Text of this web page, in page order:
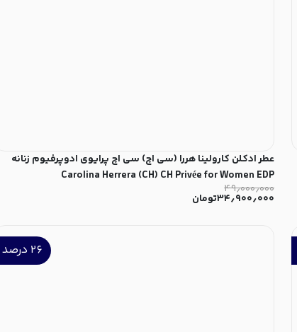
عطر ادکلن کارولینا هررا (سی اچ) سی اچ پرایوی ادوپرفیوم زنانه
Carolina Herrera (CH) CH Privée for Women EDP
۴۹٫۰۰۰٫۰۰۰
۳۴٫۹۰۰٫۰۰۰تومان
۲۶ درصد